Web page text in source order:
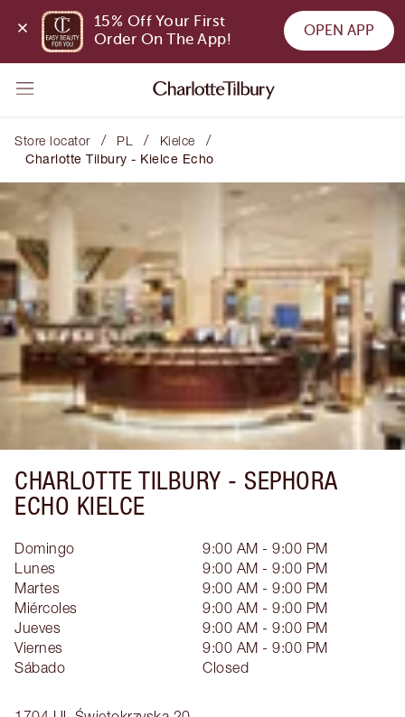
15% Off Your First
Order On The App!
OPEN APP
Store locator / PL / Kielce /
Charlotte Tilbury - Kielce Echo
CHARLOTTE TILBURY - SEPHORA
ECHO KIELCE
Domingo
9:00 AM - 9:00 PM
Lunes
9:00 AM - 9:00 PM
Martes
9:00 AM - 9:00 PM
Miércoles
9:00 AM - 9:00 PM
Jueves
9:00 AM - 9:00 PM
Viernes
9:00 AM - 9:00 PM
Sábado
Closed